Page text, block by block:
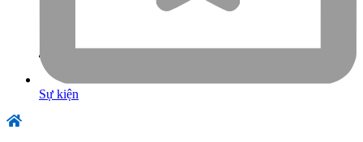
Sự kiện